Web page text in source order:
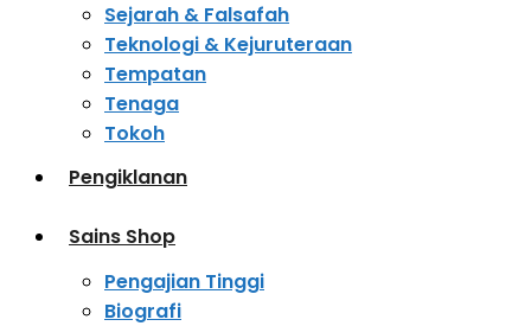
Sejarah & Falsafah
Teknologi & Kejuruteraan
Tempatan
Tenaga
Tokoh
Pengiklanan
Sains Shop
Pengajian Tinggi
Biografi